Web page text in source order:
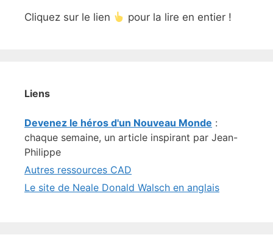
Cliquez sur le lien pour la lire en entier !
Liens
Devenez le héros d'un Nouveau Monde :
chaque semaine, un article inspirant par Jean-
Philippe
Autres ressources CAD
Le site de Neale Donald Walsch en anglais